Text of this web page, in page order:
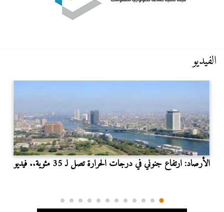
الفيديو
الأرصاد: ارتفاع جنوني في درجات الحرارة تصل لـ 35 مئوية.. فيديو